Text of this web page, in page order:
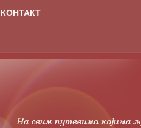
КОНТАКТ